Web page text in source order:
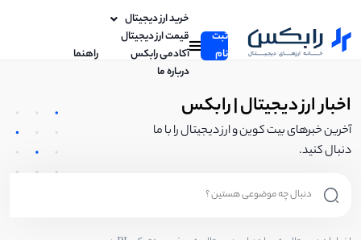
ثبت
نام
خرید ارز دیجیتال
قیمت ارز دیجیتال
آکادمی رابکس
راهنما
درباره ما
اخبار ارز دیجیتال | رابکس
آخرین خبرهای بیت کوین و ارز دیجیتال را با ما
دنبال کنید.